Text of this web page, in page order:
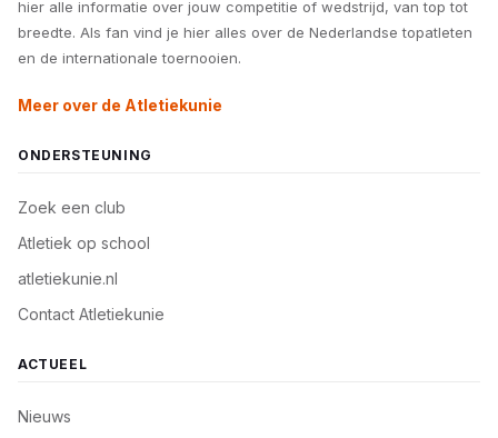
hier alle informatie over jouw competitie of wedstrijd, van top tot
breedte. Als fan vind je hier alles over de Nederlandse topatleten
en de internationale toernooien.
Meer over de Atletiekunie
ONDERSTEUNING
Zoek een club
Atletiek op school
atletiekunie.nl
Contact Atletiekunie
ACTUEEL
Nieuws